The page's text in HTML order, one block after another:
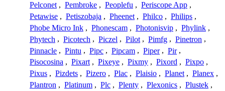
Pelconet , Pembroke , Peoplefu , Periscope App ,
Petawise , Petiszobaja , Pheenet , Philco , Philips ,
Phobe Micro Ink , Phonescam , Photonisvip , Phylink ,
Phytech , Picotech , Piczel , Pilot , Pimfg , Pinetron ,
Pinnacle , Pintu , Pipc , Pipcam , Piper , Pir ,
Pisocosina , Pixart , Pixeye , Pixmy , Pixord , Pixpo ,
Pixus , Pizdets , Pizero , Plac , Plaisio , Planet , Planex ,
Plantron , Platinum , Plc , Plenty , Plexonics , Plustek ,